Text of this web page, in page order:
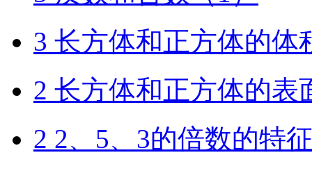
3 长方体和正方体的体
2 长方体和正方体的表
2 2、5、3的倍数的特